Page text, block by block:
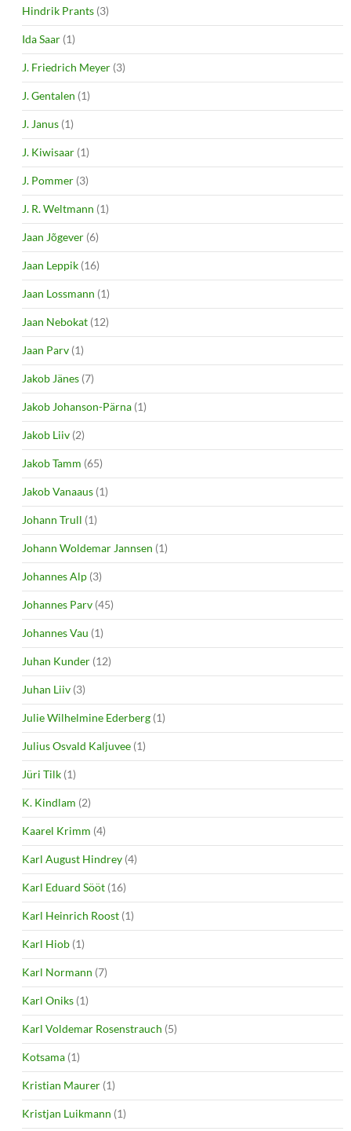
Hindrik Prants (3)
Ida Saar (1)
J. Friedrich Meyer (3)
J. Gentalen (1)
J. Janus (1)
J. Kiwisaar (1)
J. Pommer (3)
J. R. Weltmann (1)
Jaan Jõgever (6)
Jaan Leppik (16)
Jaan Lossmann (1)
Jaan Nebokat (12)
Jaan Parv (1)
Jakob Jänes (7)
Jakob Johanson-Pärna (1)
Jakob Liiv (2)
Jakob Tamm (65)
Jakob Vanaaus (1)
Johann Trull (1)
Johann Woldemar Jannsen (1)
Johannes Alp (3)
Johannes Parv (45)
Johannes Vau (1)
Juhan Kunder (12)
Juhan Liiv (3)
Julie Wilhelmine Ederberg (1)
Julius Osvald Kaljuvee (1)
Jüri Tilk (1)
K. Kindlam (2)
Kaarel Krimm (4)
Karl August Hindrey (4)
Karl Eduard Sööt (16)
Karl Heinrich Roost (1)
Karl Hiob (1)
Karl Normann (7)
Karl Oniks (1)
Karl Voldemar Rosenstrauch (5)
Kotsama (1)
Kristian Maurer (1)
Kristjan Luikmann (1)